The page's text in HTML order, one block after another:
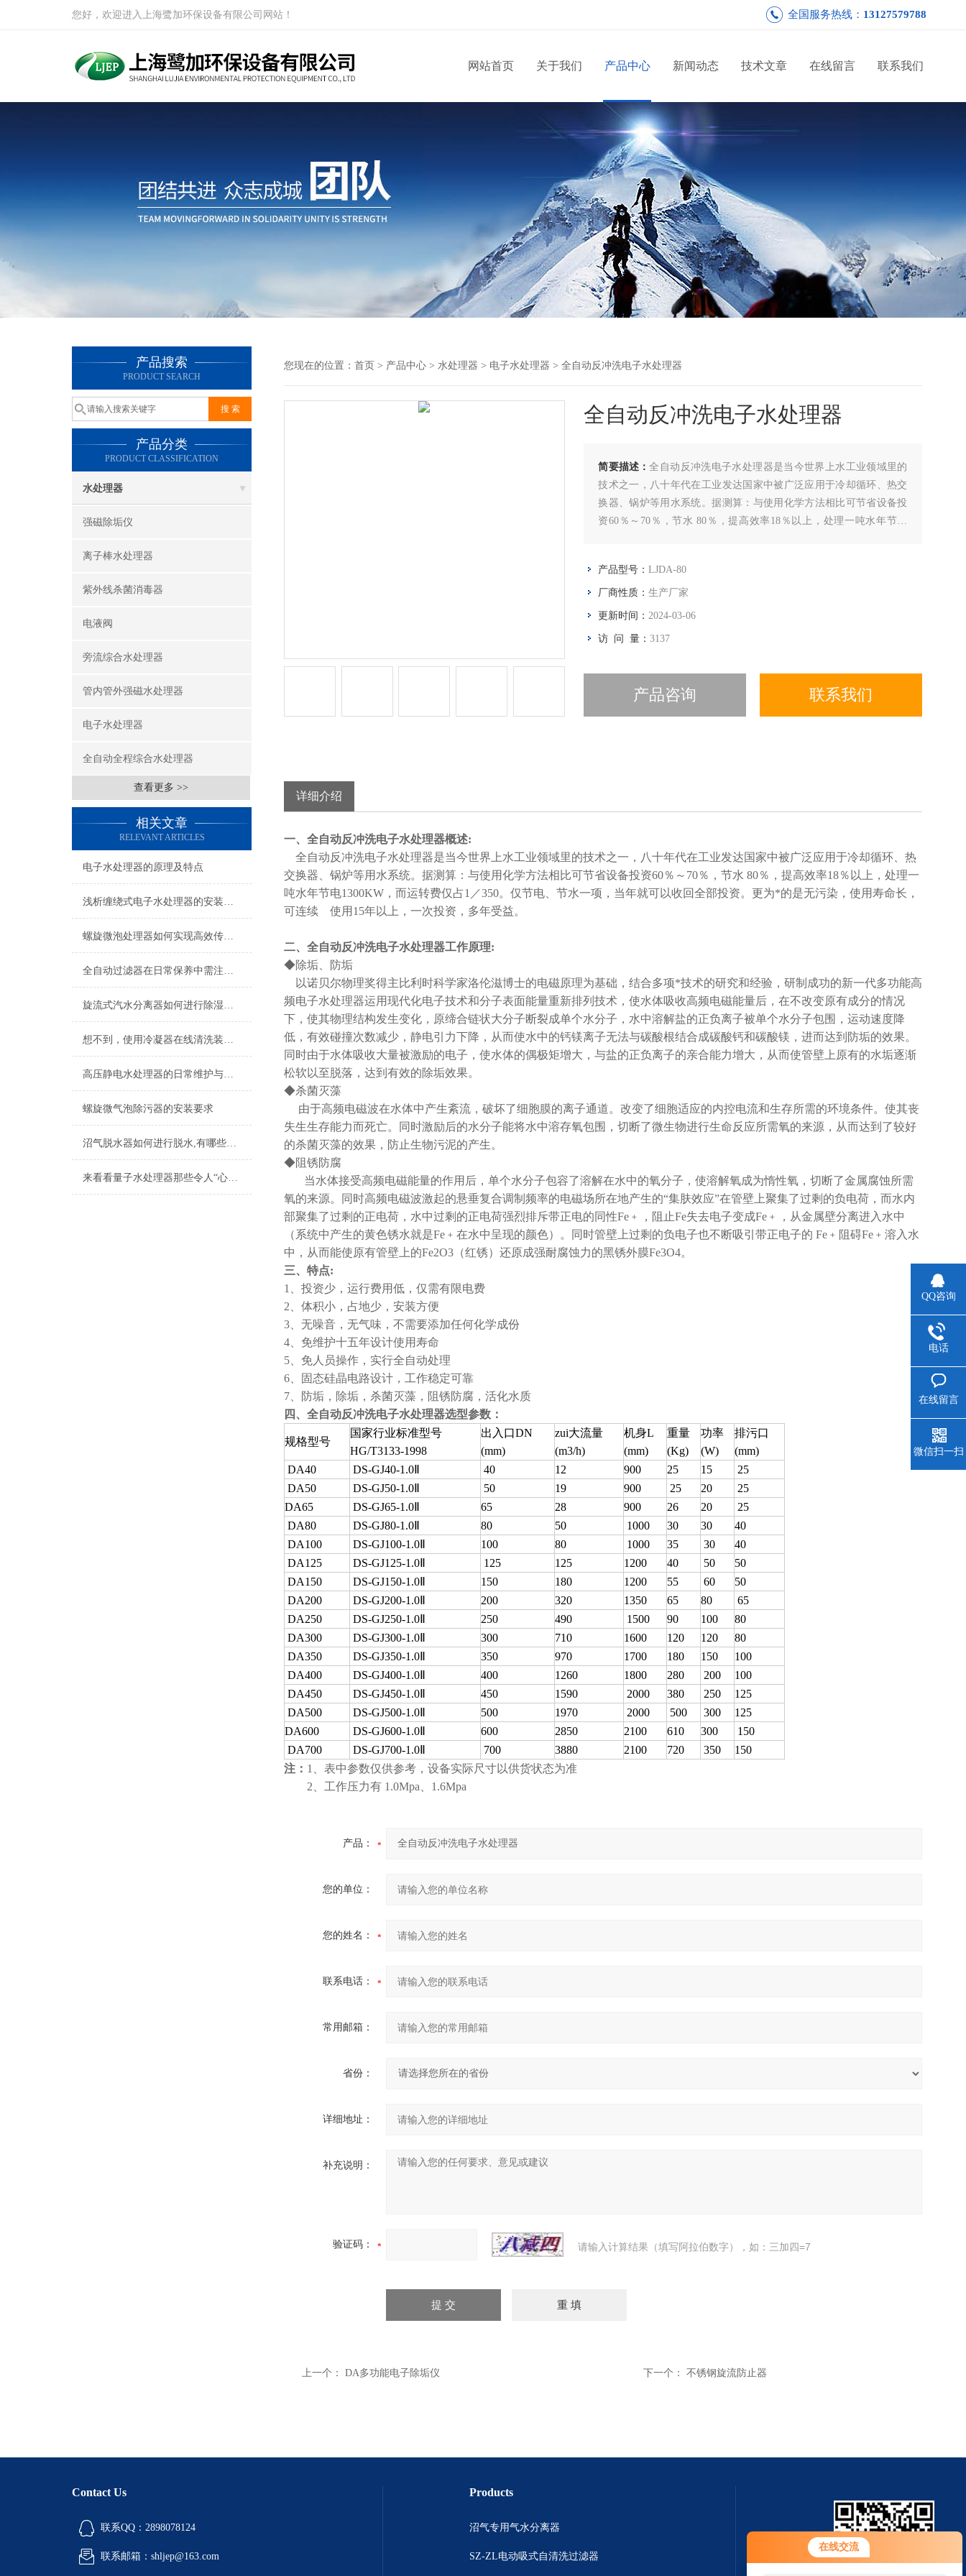
在线交流
您好！欢迎前来咨询，很高兴为您
服务，请问您要咨询什么问题呢？
您好，欢迎进入上海鹭加环保设备有限公司网站！ 全国服务热线： 13127579788
网站首页 关于我们 产品中心 新闻动态 技术文章 在线留言 联系我们
产品搜索
PRODUCT SEARCH
产品分类
PRODUCT CLASSIFICATION
水处理器
强磁除垢仪
离子棒水处理器
紫外线杀菌消毒器
电液阀
旁流综合水处理器
管内管外强磁水处理器
电子水处理器
全自动全程综合水处理器
查看更多 >>
相关文章
RELEVANT ARTICLES
电子水处理器的原理及特点
浅析缠绕式电子水处理器的安装位置
螺旋微泡处理器如何实现高效传质与反应加速？
全自动过滤器在日常保养中需注意的三大问题
旋流式汽水分离器如何进行除湿，有哪些原理
想不到，使用冷凝器在线清洗装置竟然有这么多好处
高压静电水处理器的日常维护与保养要点
螺旋微气泡除污器的安装要求
沼气脱水器如何进行脱水,有哪些脱水方法?
来看看量子水处理器那些令人“心动”的功能吧
您现在的位置： 首页 > 产品中心 > 水处理器 > 电子水处理器 > 全自动反冲洗电子水处理器
全自动反冲洗电子水处理器
简要描述：全自动反冲洗电子水处理器是当今世界上水工业领域里的
技术之一，八十年代在工业发达国家中被广泛应用于冷却循环、热交
换器、锅炉等用水系统。据测算：与使用化学方法相比可节省设备投
资60％～70％，节水 80％，提高效率18％以上，处理一吨水年节电
产品型号：LJDA-80
厂商性质：生产厂家
更新时间：2024-03-06
访 问 量：3137
产品咨询 联系我们
详细介绍
一、 全自动反冲洗电子水处理器概述:
全自动反冲洗电子水处理器是当今世界上水工业领域里的技术之一，八十年代在工业发达国家中被广泛应用于冷却循环、热
交换器、锅炉等用水系统。据测算：与使用化学方法相比可节省设备投资60％～70％，节水 80％，提高效率18％以上，处理一
吨水年节电1300KW，而运转费仅占1／350。仅节电、节水一项，当年就可以收回全部投资。更为*的是无污染，使用寿命长，
可连续 使用15年以上，一次投资，多年受益。
二、 全自动反冲洗电子水处理器工作原理:
◆除垢、防垢
以诺贝尔物理奖得主比利时科学家洛伦滋博士的电磁原理为基础，结合多项*技术的研究和经验，研制成功的新一代多功能高
频电子水处理器运用现代化电子技术和分子表面能量重新排列技术，使水体吸收高频电磁能量后，在不改变原有成分的情况
下，使其物理结构发生变化，原缔合链状大分子断裂成单个水分子，水中溶解盐的正负离子被单个水分子包围，运动速度降
低，有效碰撞次数减少，静电引力下降，从而使水中的钙镁离子无法与碳酸根结合成碳酸钙和碳酸镁，进而达到防垢的效果。
同时由于水体吸收大量被激励的电子，使水体的偶极矩增大，与盐的正负离子的亲合能力增大，从而使管壁上原有的水垢逐渐
松软以至脱落，达到有效的除垢效果。
◆杀菌灭藻
由于高频电磁波在水体中产生紊流，破坏了细胞膜的离子通道。改变了细胞适应的内控电流和生存所需的环境条件。使其丧
失生生存能力而死亡。同时激励后的水分子能将水中溶存氧包围，切断了微生物进行生命反应所需氧的来源，从而达到了较好
的杀菌灭藻的效果，防止生物污泥的产生。
◆阻锈防腐
当水体接受高频电磁能量的作用后，单个水分子包容了溶解在水中的氧分子，使溶解氧成为惰性氧，切断了金属腐蚀所需
氧的来源。同时高频电磁波激起的悬垂复合调制频率的电磁场所在地产生的“集肤效应”在管壁上聚集了过剩的负电荷，而水内
部聚集了过剩的正电荷，水中过剩的正电荷强烈排斥带正电的同性Fe﹢，阻止Fe失去电子变成Fe﹢，从金属壁分离进入水中
（系统中产生的黄色锈水就是Fe﹢在水中呈现的颜色）。同时管壁上过剩的负电子也不断吸引带正电子的 Fe﹢阻碍Fe﹢溶入水
中，从而能使原有管壁上的Fe2O3（红锈）还原成强耐腐蚀力的黑锈外膜Fe3O4。
三、 特点:
1、投资少，运行费用低，仅需有限电费
2、体积小，占地少，安装方便
3、无噪音，无气味，不需要添加任何化学成份
4、免维护十五年设计使用寿命
5、免人员操作，实行全自动处理
6、固态硅晶电路设计，工作稳定可靠
7、防垢，除垢，杀菌灭藻，阻锈防腐，活化水质
四、全自动反冲洗电子水处理器选型参数：
规格型号
国家行业标准型号
HG/T3133-1998
出入口DN
(mm)
zui大流量
(m3/h)
机身L
(mm)
重量
(Kg)
功率
(W)
排污口
(mm)
DA40
DS-GJ40-1.0Ⅱ 40 12 900 25 15
25
DA50
DS-GJ50-1.0Ⅱ 50 19 900 25 20
25
DA65
DS-GJ65-1.0Ⅱ 65 28 900 26 20
25
DA80
DS-GJ80-1.0Ⅱ 80 50 1000 30 30
40
DA100
DS-GJ100-1.0Ⅱ 100 80 1000 35 30
40
DA125
DS-GJ125-1.0Ⅱ 125 125 1200 40 50
50
DA150
DS-GJ150-1.0Ⅱ 150 180 1200 55 60
50
DA200
DS-GJ200-1.0Ⅱ 200 320 1350 65 80
65
DA250
DS-GJ250-1.0Ⅱ 250 490 1500 90 100
80
DA300
DS-GJ300-1.0Ⅱ 300 710 1600 120 120
80
DA350
DS-GJ350-1.0Ⅱ 350 970 1700 180 150
100
DA400
DS-GJ400-1.0Ⅱ 400 1260 1800 280 200
100
DA450
DS-GJ450-1.0Ⅱ 450 1590 2000 380 250
125
DA500
DS-GJ500-1.0Ⅱ 500 1970 2000 500 300
125
DA600
DS-GJ600-1.0Ⅱ 600 2850 2100 610 300
150
DA700
DS-GJ700-1.0Ⅱ 700 3880 2100 720 350
150
注： 1、表中参数仅供参考，设备实际尺寸以供货状态为准
2、工作压力有 1.0Mpa、1.6Mpa
产品：
您的单位：
您的姓名：
联系电话：
常用邮箱：
省份：
详细地址：
补充说明：
验证码： 请输入计算结果（填写阿拉伯数字），如：三加四=7
上一个： DA多功能电子除垢仪 下一个： 不锈钢旋流防止器
Contact Us
联系QQ：2898078124
联系邮箱：shljep@163.com
Products
沼气专用气水分离器
SZ-ZL电动吸式自清洗过滤器
QQ咨询
电话
在线留言
微信扫一扫